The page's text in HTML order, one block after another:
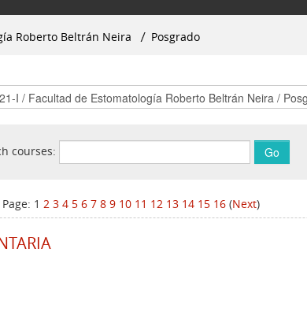
Roberto Beltrán Neira ▶︎ Posgrado
courses:
Page: 1 2 3 4 5 6 7 8 9 10 11 12 13 14 15 16 (Next)